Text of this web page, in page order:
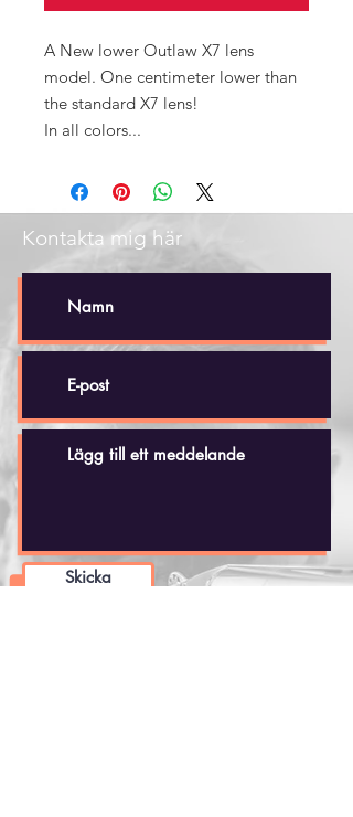
A New lower Outlaw X7 lens
model. One centimeter lower than
the standard X7 lens!
In all colors...
Kontakta mig här
Skicka